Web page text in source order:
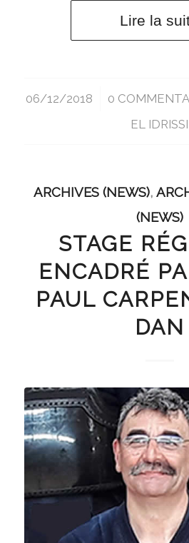
Lire la
06/12/2018
/ 0 /
EL IDRISSI
ARCHIVES (NEWS),
(NEWS)
STAGE
ENCADRÉ
PAUL
DAN